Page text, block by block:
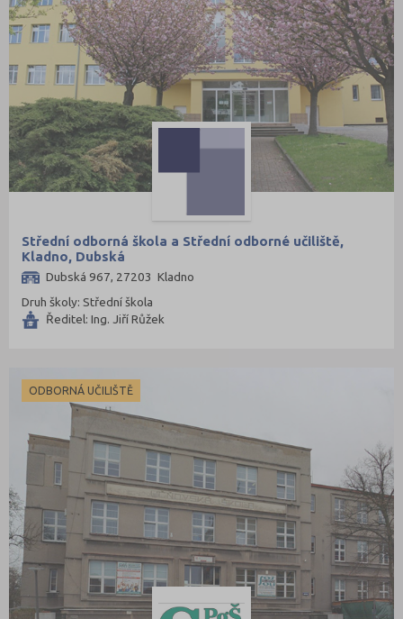
Střední odborná škola a Střední odborné učiliště,
Kladno, Dubská
Dubská 967, 27203 Kladno
Druh školy: Střední škola
Ředitel: Ing. Jiří Růžek
ODBORNÁ UČILIŠTĚ